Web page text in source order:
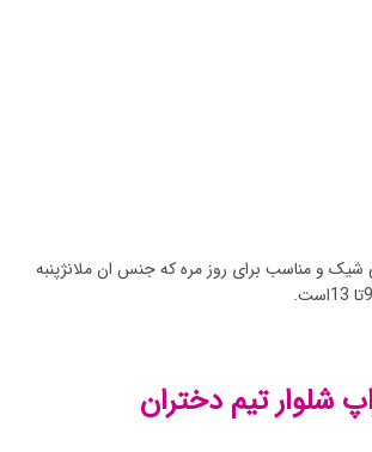
شیک و مناسب برای روز مره که جنس ان ملانژپنبه
شلوار تیم دختران